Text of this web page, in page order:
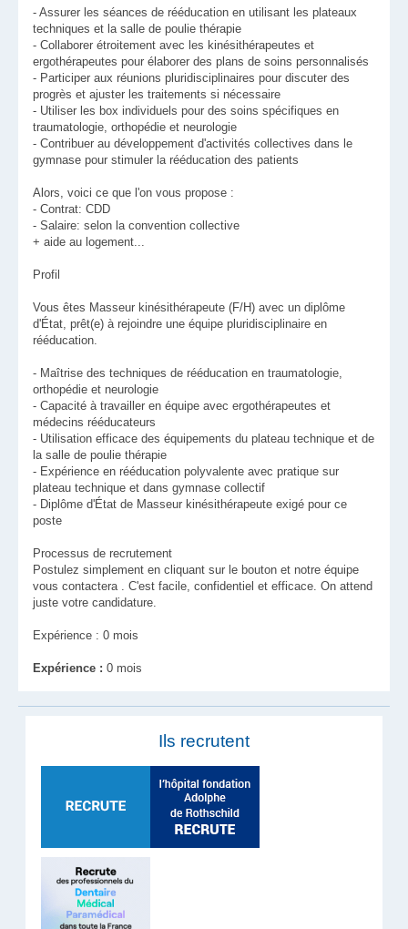
- Assurer les séances de rééducation en utilisant les plateaux
techniques et la salle de poulie thérapie
- Collaborer étroitement avec les kinésithérapeutes et
ergothérapeutes pour élaborer des plans de soins personnalisés
- Participer aux réunions pluridisciplinaires pour discuter des
progrès et ajuster les traitements si nécessaire
- Utiliser les box individuels pour des soins spécifiques en
traumatologie, orthopédie et neurologie
- Contribuer au développement d'activités collectives dans le
gymnase pour stimuler la rééducation des patients
Alors, voici ce que l'on vous propose :
- Contrat: CDD
- Salaire: selon la convention collective
+ aide au logement...
Profil
Vous êtes Masseur kinésithérapeute (F/H) avec un diplôme
d'État, prêt(e) à rejoindre une équipe pluridisciplinaire en
rééducation.
- Maîtrise des techniques de rééducation en traumatologie,
orthopédie et neurologie
- Capacité à travailler en équipe avec ergothérapeutes et
médecins rééducateurs
- Utilisation efficace des équipements du plateau technique et de
la salle de poulie thérapie
- Expérience en rééducation polyvalente avec pratique sur
plateau technique et dans gymnase collectif
- Diplôme d'État de Masseur kinésithérapeute exigé pour ce
poste
Processus de recrutement
Postulez simplement en cliquant sur le bouton et notre équipe
vous contactera . C'est facile, confidentiel et efficace. On attend
juste votre candidature.
Expérience : 0 mois
Expérience : 0 mois
Ils recrutent